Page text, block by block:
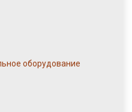
оборудование